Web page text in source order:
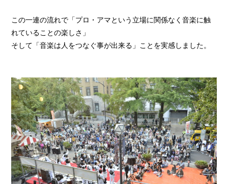
この一連の流れで「プロ・アマという立場に関係なく音楽に触
れていることの楽しさ」
そして「音楽は人をつなぐ事が出来る」ことを実感しました。